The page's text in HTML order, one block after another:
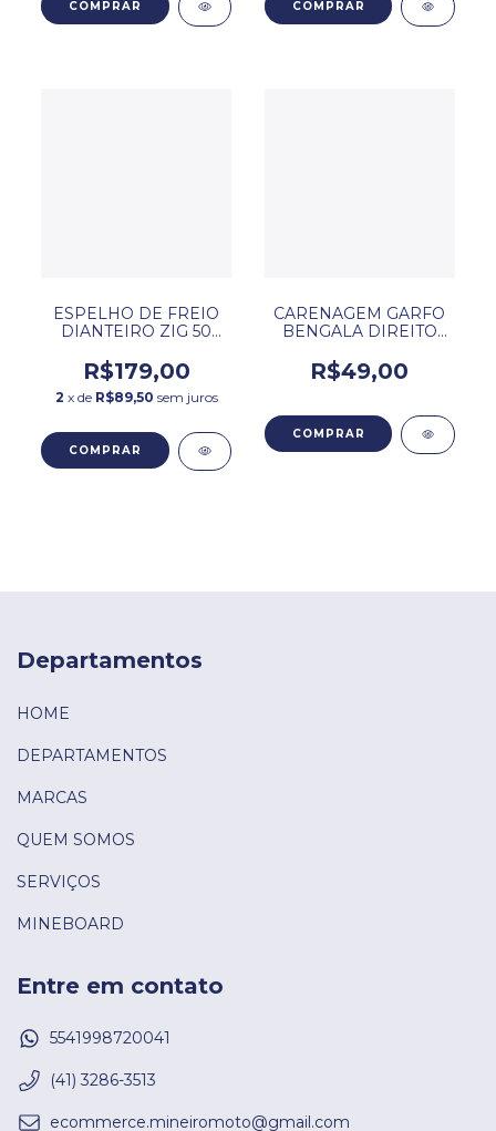
ESPELHO DE FREIO
DIANTEIRO ZIG 50
R$179,00
2 x de R$89,50 sem juros
CARENAGEM GARFO
BENGALA DIREITO
DAFRA
R$49,00
Departamentos
HOME
DEPARTAMENTOS
MARCAS
QUEM SOMOS
SERVIÇOS
MINEBOARD
Entre em contato
5541998720041
(41) 3286-3513
ecommerce.mineiromoto@gmail.com